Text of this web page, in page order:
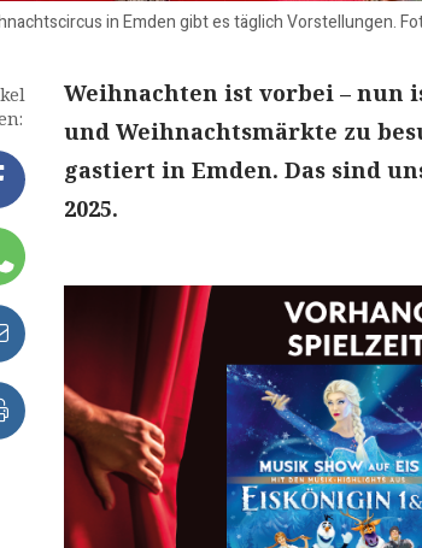
in Emden gibt es täglich Vorstellungen.
Weihnachten ist vorbei – nun
und Weihnachtsmärkte zu
gastiert in Emden. Das sind
2025.